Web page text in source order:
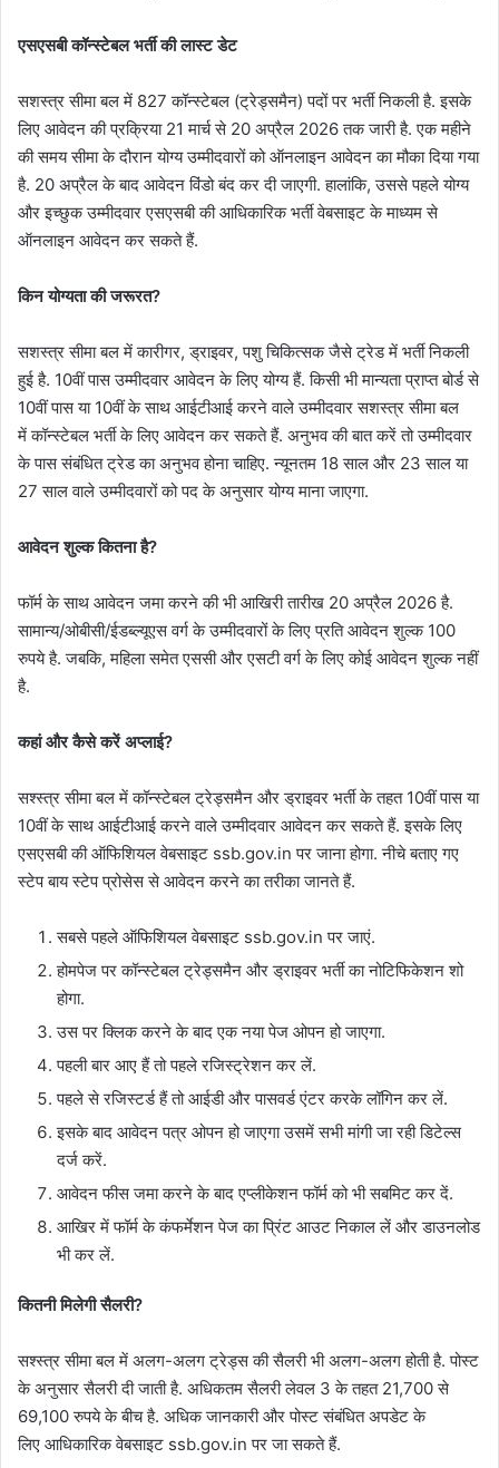
एसएसबी कॉन्स्टेबल भर्ती की लास्ट डेट
सशस्त्र सीमा बल में 827 कॉन्स्टेबल (ट्रेड्समैन) पदों पर भर्ती निकली है. इसके
लिए आवेदन की प्रक्रिया 21 मार्च से 20 अप्रैल 2026 तक जारी है. एक महीने
की समय सीमा के दौरान योग्य उम्मीदवारों को ऑनलाइन आवेदन का मौका दिया गया
है. 20 अप्रैल के बाद आवेदन विंडो बंद कर दी जाएगी. हालांकि, उससे पहले योग्य
और इच्छुक उम्मीदवार एसएसबी की आधिकारिक भर्ती वेबसाइट के माध्यम से
ऑनलाइन आवेदन कर सकते हैं.
किन योग्यता की जरूरत?
सशस्त्र सीमा बल में कारीगर, ड्राइवर, पशु चिकित्सक जैसे ट्रेड में भर्ती निकली
हुई है. 10वीं पास उम्मीदवार आवेदन के लिए योग्य हैं. किसी भी मान्यता प्राप्त बोर्ड से
10वीं पास या 10वीं के साथ आईटीआई करने वाले उम्मीदवार सशस्त्र सीमा बल
में कॉन्स्टेबल भर्ती के लिए आवेदन कर सकते हैं. अनुभव की बात करें तो उम्मीदवार
के पास संबंधित ट्रेड का अनुभव होना चाहिए. न्यूनतम 18 साल और 23 साल या
27 साल वाले उम्मीदवारों को पद के अनुसार योग्य माना जाएगा.
आवेदन शुल्क कितना है?
फॉर्म के साथ आवेदन जमा करने की भी आखिरी तारीख 20 अप्रैल 2026 है.
सामान्य/ओबीसी/ईडब्ल्यूएस वर्ग के उम्मीदवारों के लिए प्रति आवेदन शुल्क 100
रुपये है. जबकि, महिला समेत एससी और एसटी वर्ग के लिए कोई आवेदन शुल्क नहीं
है.
कहां और कैसे करें अप्लाई?
सश्स्त्र सीमा बल में कॉन्स्टेबल ट्रेड्समैन और ड्राइवर भर्ती के तहत 10वीं पास या
10वीं के साथ आईटीआई करने वाले उम्मीदवार आवेदन कर सकते हैं. इसके लिए
एसएसबी की ऑफिशियल वेबसाइट ssb.gov.in पर जाना होगा. नीचे बताए गए
स्टेप बाय स्टेप प्रोसेस से आवेदन करने का तरीका जानते हैं.
सबसे पहले ऑफिशियल वेबसाइट ssb.gov.in पर जाएं.
होमपेज पर कॉन्स्टेबल ट्रेड्समैन और ड्राइवर भर्ती का नोटिफिकेशन शो
होगा.
उस पर क्लिक करने के बाद एक नया पेज ओपन हो जाएगा.
पहली बार आए हैं तो पहले रजिस्ट्रेशन कर लें.
पहले से रजिस्टर्ड हैं तो आईडी और पासवर्ड एंटर करके लॉगिन कर लें.
इसके बाद आवेदन पत्र ओपन हो जाएगा उसमें सभी मांगी जा रही डिटेल्स
दर्ज करें.
आवेदन फीस जमा करने के बाद एप्लीकेशन फॉर्म को भी सबमिट कर दें.
आखिर में फॉर्म के कंफर्मेशन पेज का प्रिंट आउट निकाल लें और डाउनलोड
भी कर लें.
कितनी मिलेगी सैलरी?
सश्स्त्र सीमा बल में अलग-अलग ट्रेड्स की सैलरी भी अलग-अलग होती है. पोस्ट
के अनुसार सैलरी दी जाती है. अधिकतम सैलरी लेवल 3 के तहत 21,700 से
69,100 रुपये के बीच है. अधिक जानकारी और पोस्ट संबंधित अपडेट के
लिए आधिकारिक वेबसाइट ssb.gov.in पर जा सकते हैं.